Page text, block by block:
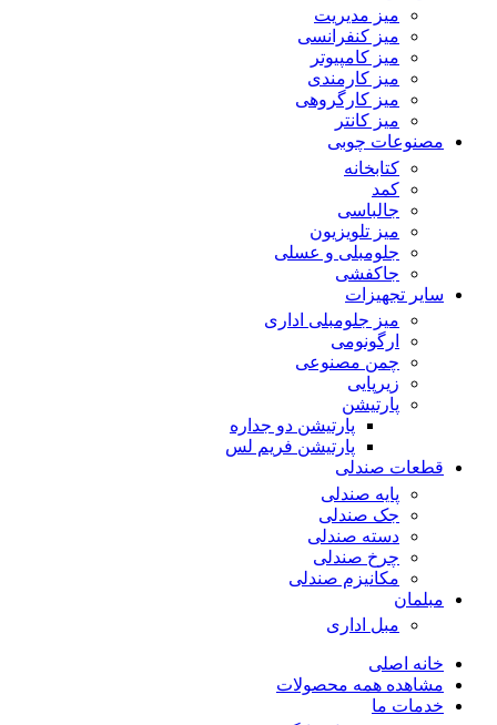
میز مدیریت
میز کنفرانسی
میز کامپیوتر
میز کارمندی
میز کارگروهی
میز کانتر
مصنوعات چوبی
کتابخانه
کمد
جالباسی
میز تلویزیون
جلومبلی و عسلی
جاکفشی
سایر تجهیزات
میز جلومبلی اداری
ارگونومی
چمن مصنوعی
زیرپایی
پارتیشن
پارتیشن دو جداره
پارتیشن فریم لس
قطعات صندلی
پایه صندلی
جک صندلی
دسته صندلی
چرخ صندلی
مکانیزم صندلی
مبلمان
مبل اداری
خانه اصلی
مشاهده همه محصولات
خدمات ما